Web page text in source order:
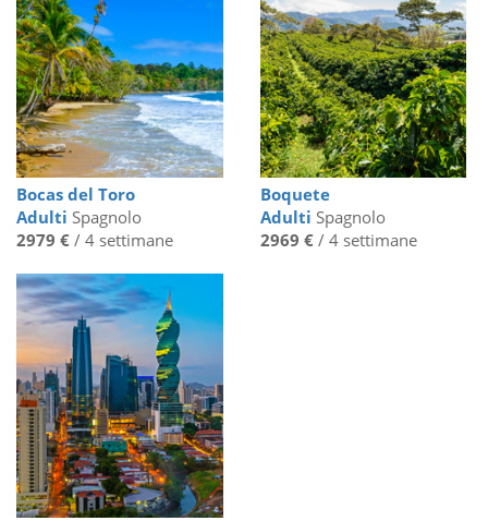
Bocas del Toro
Adulti Spagnolo
2979 € / 4 settimane
Boquete
Adulti Spagnolo
2969 €/ 4 settimane